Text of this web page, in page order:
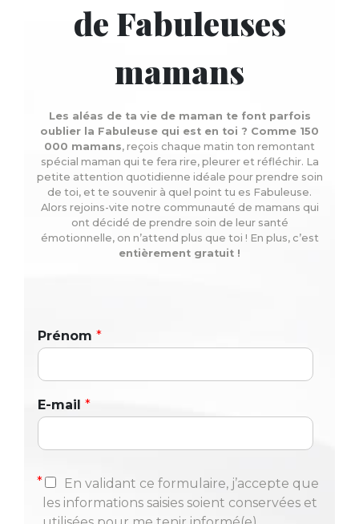
de Fabuleuses
mamans
Les aléas de ta vie de maman te font parfois
oublier la Fabuleuse qui est en toi ? Comme 150
000 mamans, reçois chaque matin ton remontant
spécial maman qui te fera rire, pleurer et réfléchir. La
petite attention quotidienne idéale pour prendre soin
de toi, et te souvenir à quel point tu es Fabuleuse.
Alors rejoins-vite notre communauté de mamans qui
ont décidé de prendre soin de leur santé
émotionnelle, on n’attend plus que toi ! En plus, c’est
entièrement gratuit !
Prénom *
E-mail *
*
En validant ce formulaire, j’accepte que
les informations saisies soient conservées et